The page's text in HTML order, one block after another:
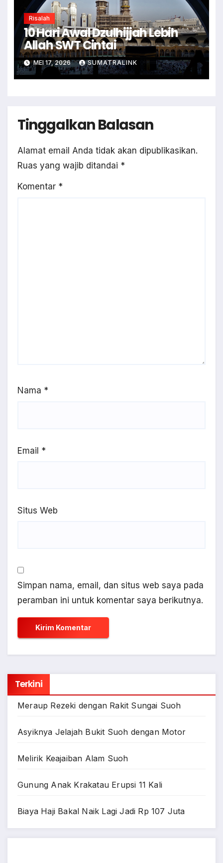
Risalah
10 Hari Awal Dzulhijjah Lebih
Allah SWT Cintai
MEI 17, 2026 SUMATRALINK
Tinggalkan Balasan
Alamat email Anda tidak akan dipublikasikan.
Ruas yang wajib ditandai *
Komentar *
Nama *
Email *
Situs Web
Simpan nama, email, dan situs web saya pada
peramban ini untuk komentar saya berikutnya.
Terkini
Meraup Rezeki dengan Rakit Sungai Suoh
Asyiknya Jelajah Bukit Suoh dengan Motor
Melirik Keajaiban Alam Suoh
Gunung Anak Krakatau Erupsi 11 Kali
Biaya Haji Bakal Naik Lagi Jadi Rp 107 Juta